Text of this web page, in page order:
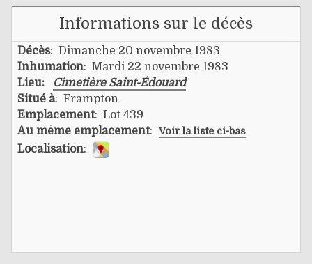
Informations sur le décès
Décès: Dimanche 20 novembre 1983
Inhumation: Mardi 22 novembre 1983
Lieu:
Cimetière Saint-Édouard
Situé à: Frampton
Emplacement: Lot 439
Au même emplacement: Voir la liste ci-bas
Localisation: